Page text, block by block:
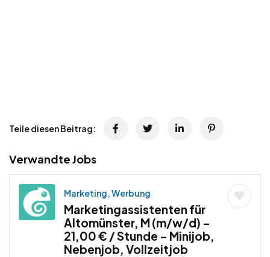
Teile diesen Beitrag:
Verwandte Jobs
Marketing, Werbung
Marketingassistenten für
Altomünster, M (m/w/d) –
21,00 € / Stunde – Minijob,
Nebenjob, Vollzeitjob